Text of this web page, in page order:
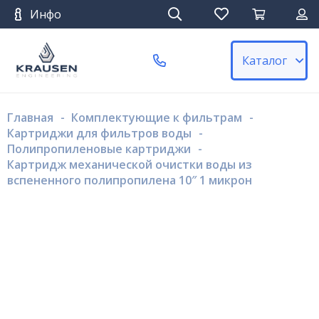
Инфо
Каталог
Главная - Комплектующие к фильтрам -
Картриджи для фильтров воды -
Полипропиленовые картриджи -
Картридж механической очистки воды из
вспененного полипропилена 10″ 1 микрон